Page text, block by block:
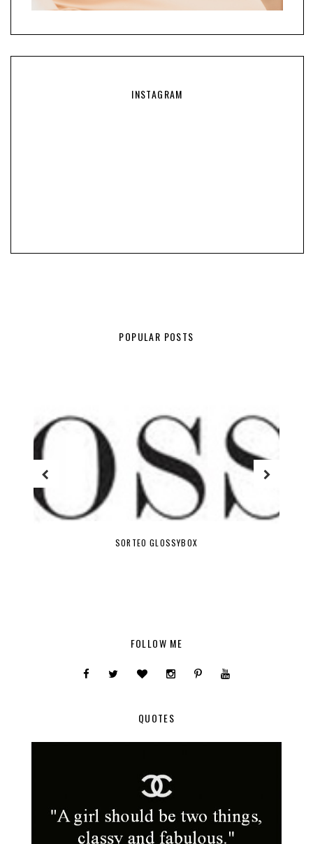
INSTAGRAM
POPULAR POSTS
SORTEO GLOSSYBOX
FOLLOW ME
QUOTES